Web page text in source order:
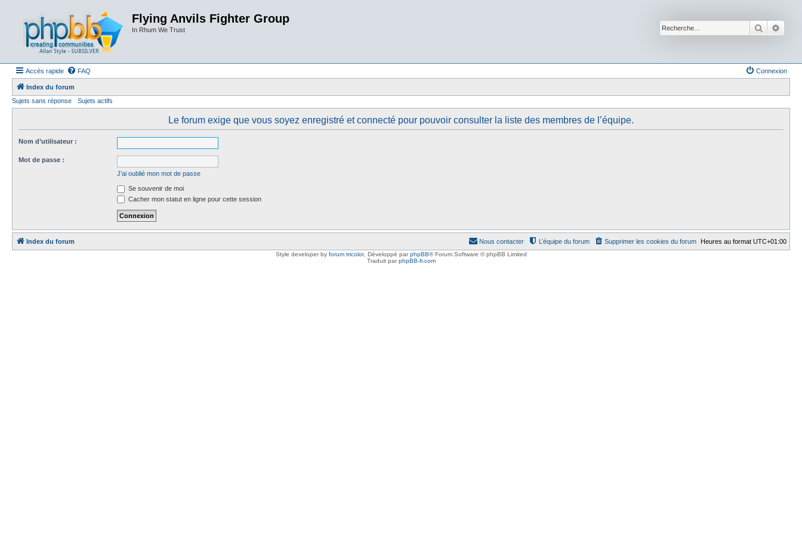
Flying Anvils Fighter Group
In Rhum We Trust
Accès rapide FAQ Connexion
Index du forum
Sujets sans réponse
Sujets actifs
Le forum exige que vous soyez enregistré et connecté pour pouvoir consulter la liste des membres de l’équipe.
Nom d’utilisateur :
Mot de passe :
J’ai oublié mon mot de passe
Se souvenir de moi
Cacher mon statut en ligne pour cette session
Index du forum Heures au format UTC+01:00
Supprimer les cookies du forum
L’équipe du forum
Nous contacter
Style developer by forum tricolor, Développé parphpBB® Forum Software © phpBB Limited
Traduit parphpBB-fr.com